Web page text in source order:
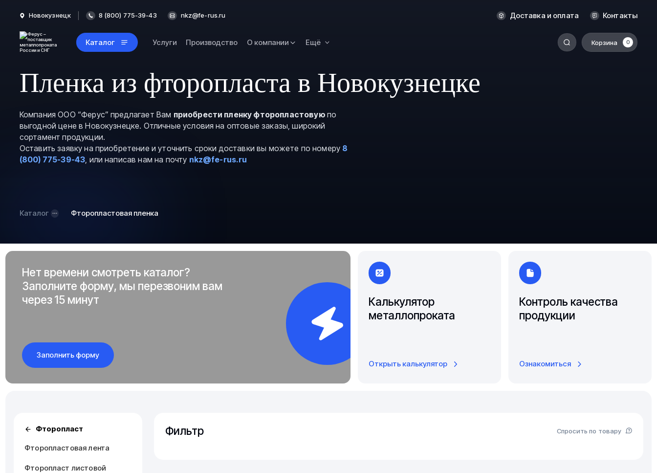
Новокузнецк 8 (800) 775-39-43 nkz@fe-rus.ru Доставка и оплата Контакты
Каталог Услуги Производство О компании Ещё Корзина 0
Оренбург
Ростов-на-Дону
Самара
Пленка из фторопласта в Новокузнецке
Компания ООО “Ферус” предлагает Вам приобрести пленку фторопластовую по
выгодной цене в Новокузнецке. Отличные условия на оптовые заказы, широкий
сортамент продукции.
Оставить заявку на приобретение и уточнить сроки доставки вы можете по номеру 8
(800) 775-39-43, или написав нам на почту nkz@fe-rus.ru
Каталог Фторопластовая пленка
Нет времени смотреть каталог?
Заполните форму, мы перезвоним вам
через 15 минут
Заполнить форму
Калькулятор
металлопроката
Открыть калькулятор
Контроль качества
продукции
Ознакомиться
Фторопласт
Фторопластовая лента
Фторопласт листовой
Фильтр Спросить по товару